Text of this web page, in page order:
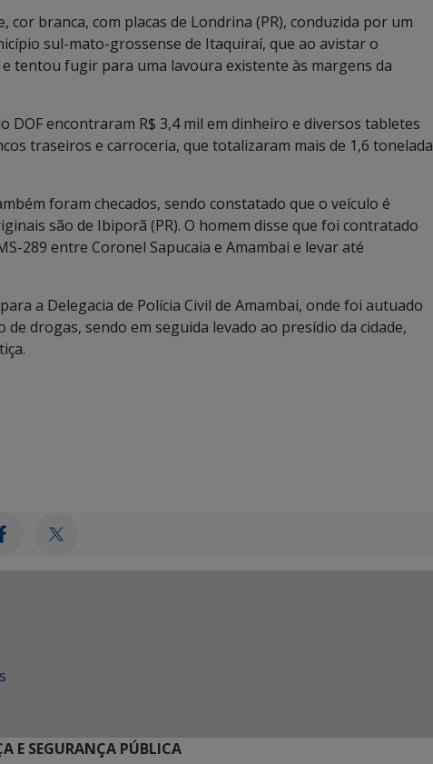
cor branca, com placas de Londrina (PR), conduzida por um
sul-mato-grossense de Itaquiraí, que ao avistar o
tentou fugir para uma lavoura existente às margens da
DOF encontraram R$ 3,4 mil em dinheiro e diversos tabletes
traseiros e carroceria, que totalizaram mais de 1,6 tonelada
foram checados, sendo constatado que o veículo é
são de Ibiporã (PR). O homem disse que foi contratado
289 entre Coronel Sapucaia e Amambai e levar até
a Delegacia de Polícia Civil de Amambai, onde foi autuado
drogas, sendo em seguida levado ao presídio da cidade,
E SEGURANÇA PÚBLICA